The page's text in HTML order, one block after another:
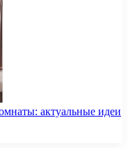
актуальные идеи